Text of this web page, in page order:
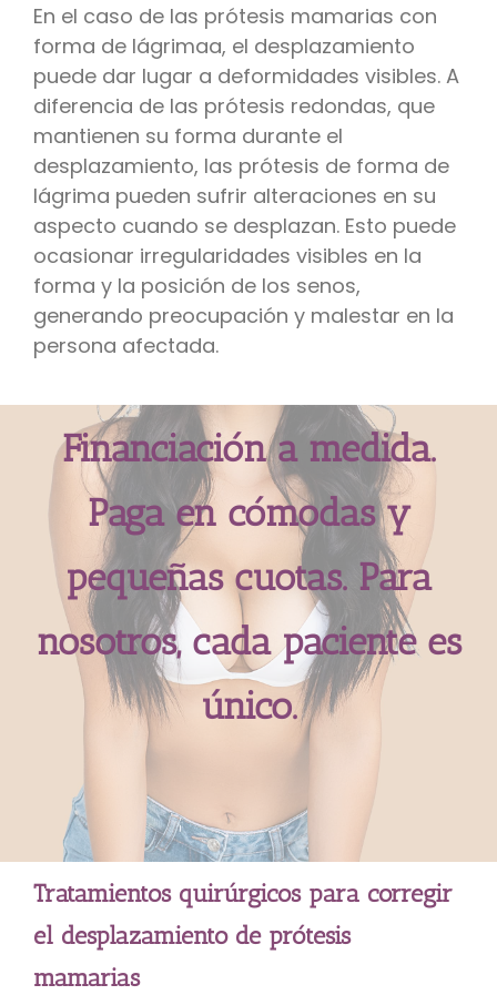
En el caso de las prótesis mamarias con
forma de lágrimaa, el desplazamiento
puede dar lugar a deformidades visibles. A
diferencia de las prótesis redondas, que
mantienen su forma durante el
desplazamiento, las prótesis de forma de
lágrima pueden sufrir alteraciones en su
aspecto cuando se desplazan. Esto puede
ocasionar irregularidades visibles en la
forma y la posición de los senos,
generando preocupación y malestar en la
persona afectada.
Financiación a medida.
Paga en cómodas y
pequeñas cuotas. Para
nosotros, cada paciente es
único.
Tratamientos quirúrgicos para corregir
el desplazamiento de prótesis
mamarias